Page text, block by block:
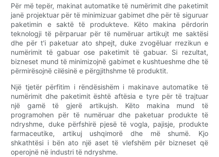
Për më tepër, makinat automatike të numërimit dhe paketimit
janë projektuar për të minimizuar gabimet dhe për të siguruar
paketimin e saktë të produkteve. Këto makina përdorin
teknologji të përparuar për të numëruar artikujt me saktësi
dhe për t'i paketuar ato shpejt, duke zvogëluar rrezikun e
numërimit të gabuar ose paketimit të gabuar. Si rezultat,
bizneset mund të minimizojnë gabimet e kushtueshme dhe të
përmirësojnë cilësinë e përgjithshme të produktit.
Një tjetër përfitim i rëndësishëm i makinave automatike të
numërimit dhe paketimit është aftësia e tyre për të trajtuar
një gamë të gjerë artikujsh. Këto makina mund të
programohen për të numëruar dhe paketuar produkte të
ndryshme, duke përfshirë pjesë të vogla, pajisje, produkte
farmaceutike, artikuj ushqimorë dhe më shumë. Kjo
shkathtësi i bën ato një aset të vlefshëm për bizneset që
operojnë në industri të ndryshme.